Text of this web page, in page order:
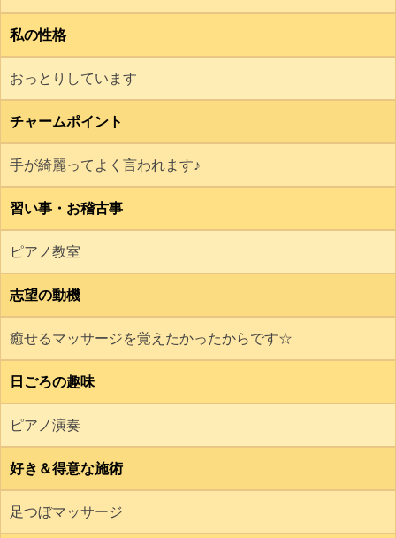
私の性格
おっとりしています
チャームポイント
手が綺麗ってよく言われます♪
習い事・お稽古事
ピアノ教室
志望の動機
癒せるマッサージを覚えたかったからです☆
日ごろの趣味
ピアノ演奏
好き＆得意な施術
足つぼマッサージ